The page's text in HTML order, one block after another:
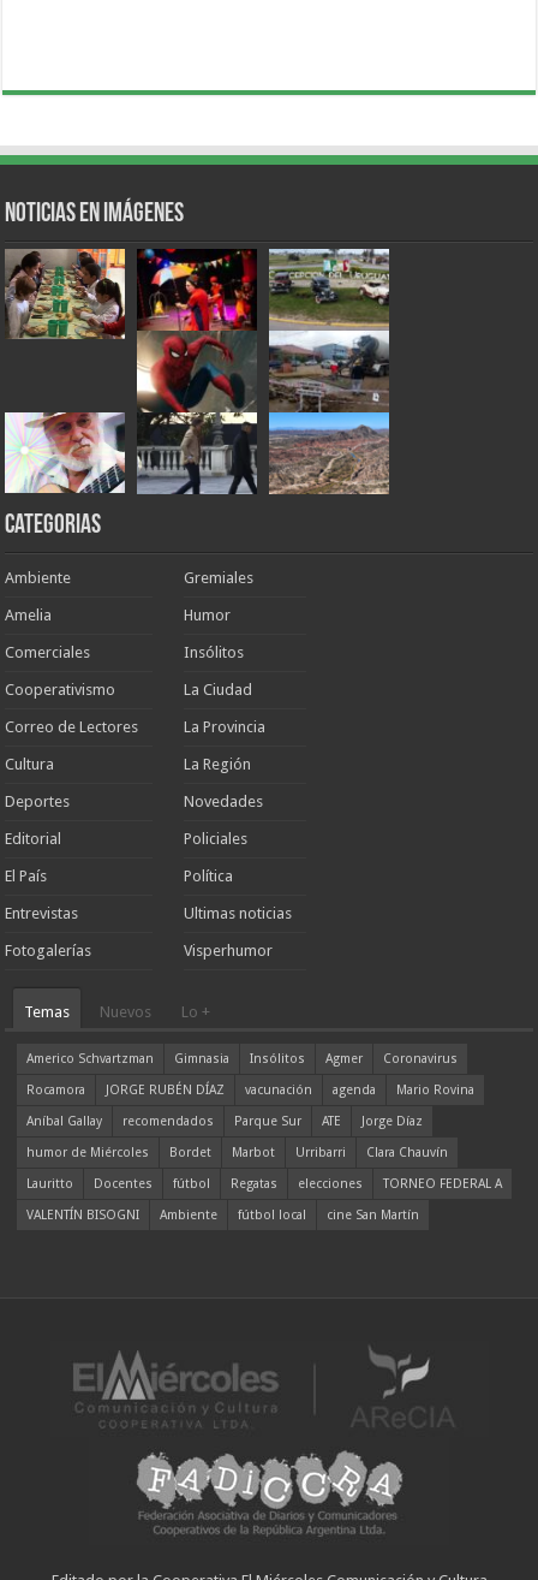
Noticias en Imágenes
Categorias
Ambiente
Amelia
Comerciales
Cooperativismo
Correo de Lectores
Cultura
Deportes
Editorial
El País
Entrevistas
Fotogalerías
Gremiales
Humor
Insólitos
La Ciudad
La Provincia
La Región
Novedades
Policiales
Política
Ultimas noticias
Visperhumor
Temas Nuevos Lo +
Americo Schvartzman Gimnasia Insólitos Agmer
Coronavirus
Rocamora
JORGE RUBÉN DÍAZ vacunación agenda
Mario Rovina
Aníbal Gallay
recomendados Parque Sur ATE
Jorge Díaz
humor de Miércoles
Bordet Marbot Urribarri
Clara Chauvín
Lauritto
Docentes fútbol Regatas elecciones
TORNEO FEDERAL A
VALENTÍN BISOGNI
Ambiente fútbol local cine San Martín